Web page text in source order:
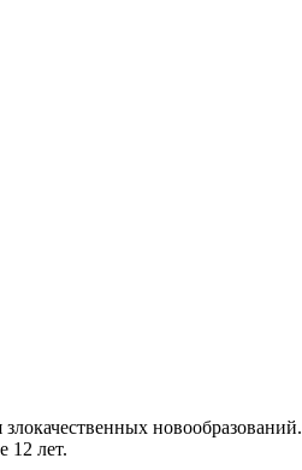
новообразований.
12 лет.